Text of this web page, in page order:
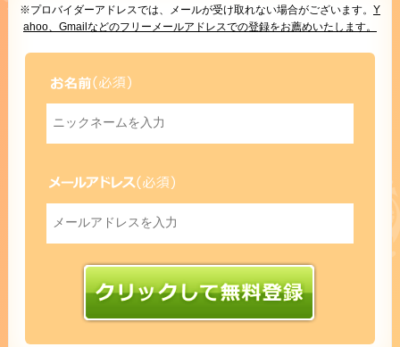
※プロバイダーアドレスでは、メールが受け取れない場合がございます。 Y
ahoo、Gmailなどのフリーメールアドレスでの登録をお薦めいたします。